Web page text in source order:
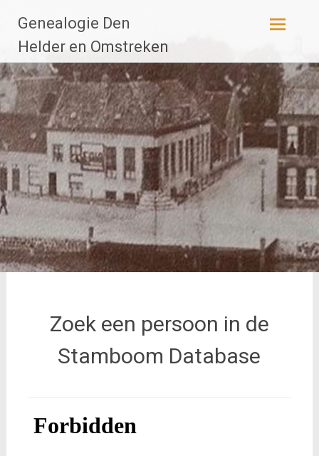
naar
inhoud
Genealogie Den
Helder en Omstreken
Zoek een persoon in de
Stamboom Database